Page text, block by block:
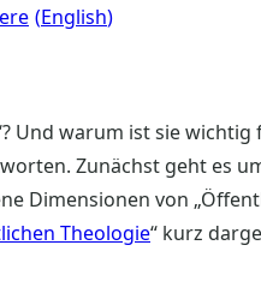
English
Und warum ist sie
Zunächst geht es
Dimensionen von
Theologie“ kurz